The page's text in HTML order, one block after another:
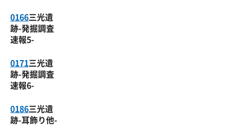
0166三光遺
跡-発掘調査
速報5-
0171三光遺
跡-発掘調査
速報6-
0186三光遺
跡-耳飾り他-